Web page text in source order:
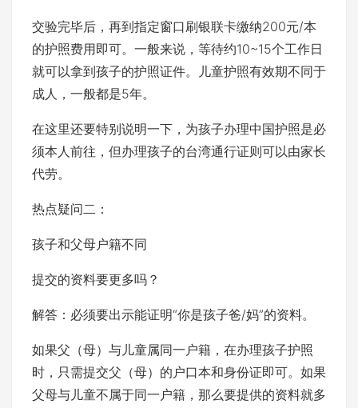
交验完毕后，再到指定窗口刷银联卡缴纳200元/本
的护照费用即可。一般来说，等待约10~15个工作日
就可以拿到孩子的护照证件。儿童护照有效期不同于
成人，一般都是5年。
在这里还要特别说明一下，为孩子办理中国护照是必
须本人前往，但办理孩子的台湾通行证则可以由家长
代劳。
热点疑问二：
孩子和父母户籍不同
提交的资料要更多吗？
解答：必须要出示能证明“你是孩子爸/妈”的资料。
如果父（母）与儿童属同一户籍，在办理孩子护照
时，只需提交父（母）的户口本和身份证即可。如果
父母与儿童不属于同一户籍，那么要提供的资料就多